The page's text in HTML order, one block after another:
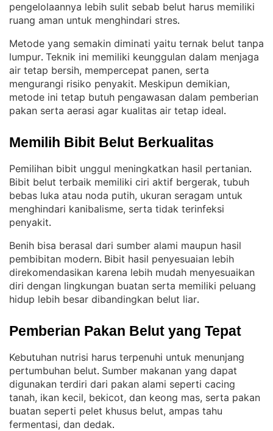
pengelolaannya lebih sulit sebab belut harus memiliki
ruang aman untuk menghindari stres.
Metode yang semakin diminati yaitu ternak belut tanpa
lumpur. Teknik ini memiliki keunggulan dalam menjaga
air tetap bersih, mempercepat panen, serta
mengurangi risiko penyakit. Meskipun demikian,
metode ini tetap butuh pengawasan dalam pemberian
pakan serta aerasi agar kualitas air tetap ideal.
Memilih Bibit Belut Berkualitas
Pemilihan bibit unggul meningkatkan hasil pertanian
Bibit belut terbaik memiliki ciri aktif bergerak, tubuh
bebas luka atau noda putih, ukuran seragam untuk
menghindari kanibalisme, serta tidak terinfeksi
penyakit.
Benih bisa berasal dari sumber alami maupun hasil
pembibitan modern. Bibit hasil penyesuaian lebih
direkomendasikan karena lebih mudah menyesuaikan
diri dengan lingkungan buatan serta memiliki peluang
hidup lebih besar dibandingkan belut liar.
Pemberian Pakan Belut yang Tepat
Kebutuhan nutrisi harus terpenuhi untuk menunjang
pertumbuhan belut. Sumber makanan yang dapat
digunakan terdiri dari pakan alami seperti cacing
tanah, ikan kecil, bekicot, dan keong mas, serta pakan
buatan seperti pelet khusus belut, ampas tahu
fermentasi, dan dedak.